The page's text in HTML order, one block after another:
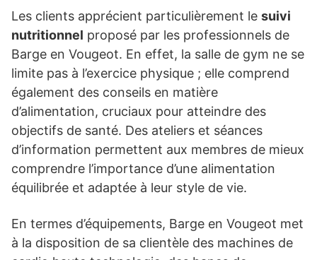
Les clients apprécient particulièrement le suivi
nutritionnel proposé par les professionnels de
Barge en Vougeot. En effet, la salle de gym ne se
limite pas à l’exercice physique ; elle comprend
également des conseils en matière
d’alimentation, cruciaux pour atteindre des
objectifs de santé. Des ateliers et séances
d’information permettent aux membres de mieux
comprendre l’importance d’une alimentation
équilibrée et adaptée à leur style de vie.
En termes d’équipements, Barge en Vougeot met
à la disposition de sa clientèle des machines de